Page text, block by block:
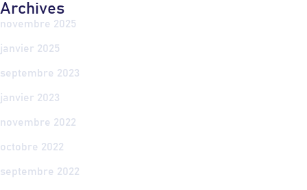
Archives
novembre 2025
janvier 2025
septembre 2023
janvier 2023
novembre 2022
octobre 2022
septembre 2022